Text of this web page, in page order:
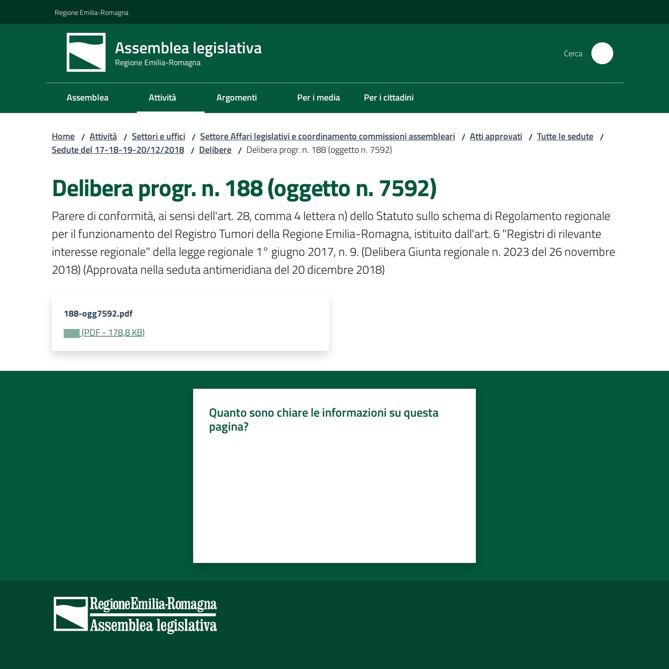
Regione Emilia-Romagna
Assemblea legislativa
Regione Emilia-Romagna
Cerca
Assemblea Attività Argomenti Per i media Per i cittadini
Home / Attività / Settori e uffici / Settore Affari legislativi e coordinamento commissioni assembleari / Atti approvati / Tutte le sedute /
Sedute del 17-18-19-20/12/2018 / Delibere / Delibera progr. n. 188 (oggetto n. 7592)
Delibera progr. n. 188 (oggetto n. 7592)
Parere di conformità, ai sensi dell'art. 28, comma 4 lettera n) dello Statuto sullo schema di Regolamento regionale
per il funzionamento del Registro Tumori della Regione Emilia-Romagna, istituito dall'art. 6 "Registri di rilevante
interesse regionale" della legge regionale 1° giugno 2017, n. 9. (Delibera Giunta regionale n. 2023 del 26 novembre
2018) (Approvata nella seduta antimeridiana del 20 dicembre 2018)
188-ogg7592.pdf
(PDF- 178,8 KB)
Quanto sono chiare le informazioni su questa
pagina?